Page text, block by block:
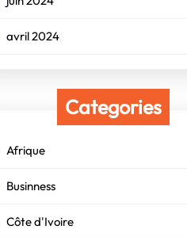
avril 2024
Categories
Afrique
Businness
Côte d'Ivoire